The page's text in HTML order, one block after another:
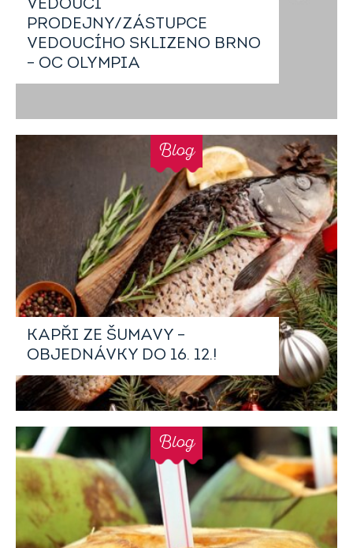
VEDOUCÍ
PRODEJNY/ZÁSTUPCE
VEDOUCÍHO SKLIZENO BRNO
– OC OLYMPIA
KAPŘI ZE ŠUMAVY –
OBJEDNÁVKY DO 16. 12.!
Blog
Blog